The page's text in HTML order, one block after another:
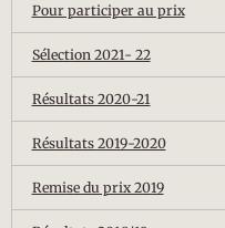
Pour participer au prix
Sélection 2021- 22
Résultats 2020-21
Résultats 2019-2020
Remise du prix 2019